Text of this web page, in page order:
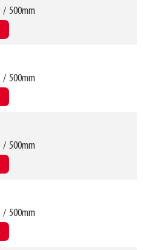
/ 500mm
/ 500mm
/ 500mm
/ 500mm